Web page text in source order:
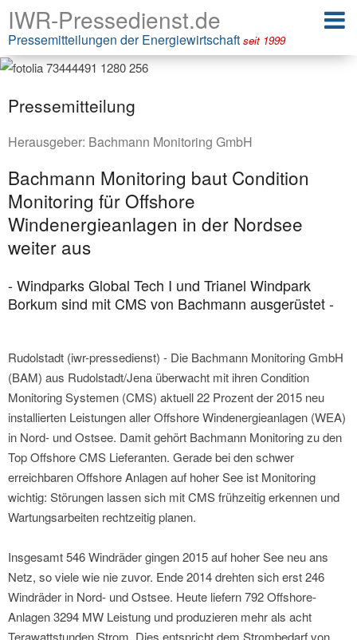
IWR-Pressedienst.de
Pressemitteilungen der Energiewirtschaft seit 1999
Pressemitteilung
Herausgeber: Bachmann Monitoring GmbH
Bachmann Monitoring baut Condition
Monitoring für Offshore
Windenergieanlagen in der Nordsee
weiter aus
- Windparks Global Tech I und Trianel Windpark
Borkum sind mit CMS von Bachmann ausgerüstet -
Rudolstadt (iwr-pressedienst) - Die Bachmann Monitoring GmbH
(BAM) aus Rudolstadt/Jena überwacht mit ihren Condition
Monitoring Systemen (CMS) aktuell 22 Prozent der 2015 neu
installierten Leistungen aller Offshore Windenergieanlagen (WEA)
in Nord- und Ostsee. Damit gehört Bachmann Monitoring zu den
Top Offshore CMS Lieferanten. Gerade bei den schwer
erreichbaren Offshore Anlagen auf hoher See ist Monitoring
wichtig: Störungen lassen sich mit CMS frühzeitig erkennen und
Wartungsarbeiten rechtzeitig planen.
Insgesamt 546 Windräder gingen 2015 auf hoher See neu ans
Netz, so viele wie nie zuvor. Ende 2014 drehten sich erst 246
Windräder in Nord- und Ostsee. Heute liefern 792 Offshore-
Anlagen 3294 MW Leistung und produzieren mehr als acht
Terawattstunden Strom. Dies entspricht dem Strombedarf von